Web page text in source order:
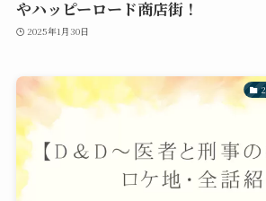
やハッピーロード商店街！
2025年1月30日